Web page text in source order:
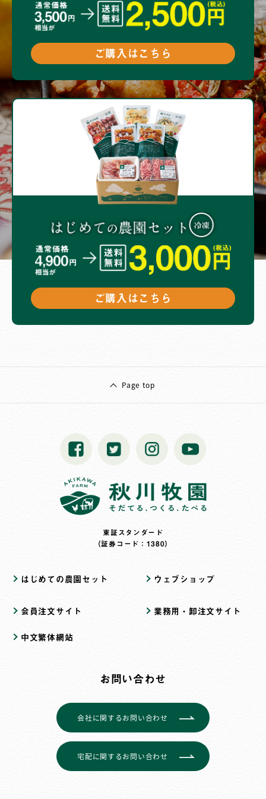
ご購入はこちら
ご購入はこちら
Page top
東証スタンダード
（証券コード：1380）
はじめての農園セット ウェブショップ
会員注文サイト 業務用・卸注文サイト
中文繁体網站
お問い合わせ
会社に関するお問い合わせ
宅配に関するお問い合わせ